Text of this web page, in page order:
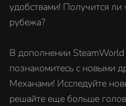
удобствами! Получится ли
рубежа?
В дополнении
познакомитесь с новыми
Механами! Исследуйте
решайте еще больше